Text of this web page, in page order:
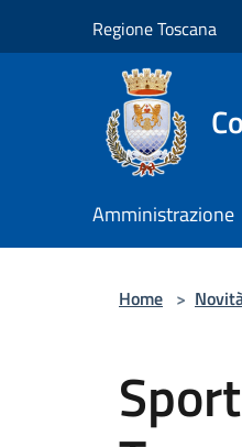
Regione Toscana
Amministrazione
Home >